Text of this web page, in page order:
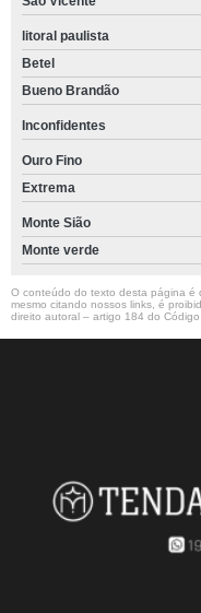
litoral paulista
Betel
Bueno Brandão
Inconfidentes
Ouro Fino
Extrema
Monte Sião
Monte verde
O conteúdo do texto desta página é
mesmo citando nossos links, é
direito autoral – artigo 184 do